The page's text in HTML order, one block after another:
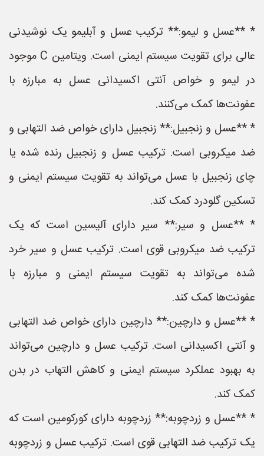
* **عسل و لیمو:** ترکیب عسل و آبلیمو یک نوشیدنی
عالی برای تقویت سیستم ایمنی است. ویتامین C موجود
در لیمو و خواص آنتی اکسیدانی عسل به مبارزه با
عفونت‌ها کمک می‌کنند.
* **عسل و زنجبیل:** زنجبیل دارای خواص ضد التهابی و
ضد میکروبی است. ترکیب عسل و زنجبیل رنده شده یا
چای زنجبیل با عسل می‌تواند به تقویت سیستم ایمنی و
تسکین گلودرد کمک کند.
* **عسل و سیر:** سیر دارای آلیسین است که یک
ترکیب ضد میکروبی قوی است. ترکیب عسل و سیر خرد
شده می‌تواند به تقویت سیستم ایمنی و مبارزه با
عفونت‌ها کمک کند.
* **عسل و دارچین:** دارچین دارای خواص ضد التهابی
و آنتی اکسیدانی است. ترکیب عسل و دارچین می‌تواند
به بهبود عملکرد سیستم ایمنی و کاهش التهاب در بدن
کمک کند.
* **عسل و زردچوبه:** زردچوبه دارای کورکومین است که
یک ترکیب ضد التهابی قوی است. ترکیب عسل و زردچوبه